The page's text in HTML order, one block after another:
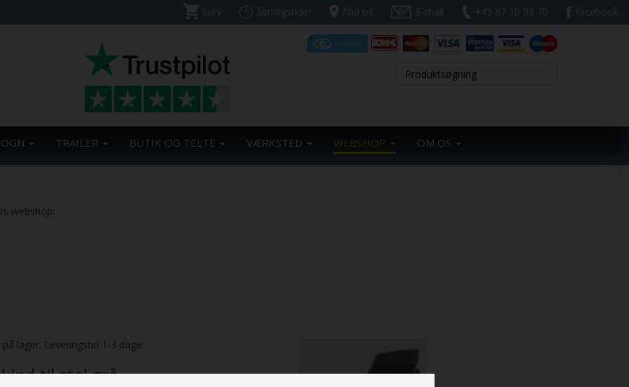
kurv åbningstider find os E-mail +45 87 10 98 70 facebook
TRAILER BUTIK OG TELTE VÆRKSTED WEBSHOP OM OS
webshop:
på lager. Leveringstid 1-3 dage
til stol grå